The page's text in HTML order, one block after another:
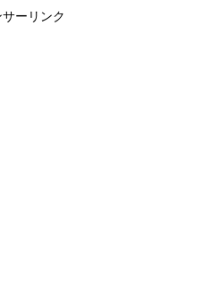
サーリンク